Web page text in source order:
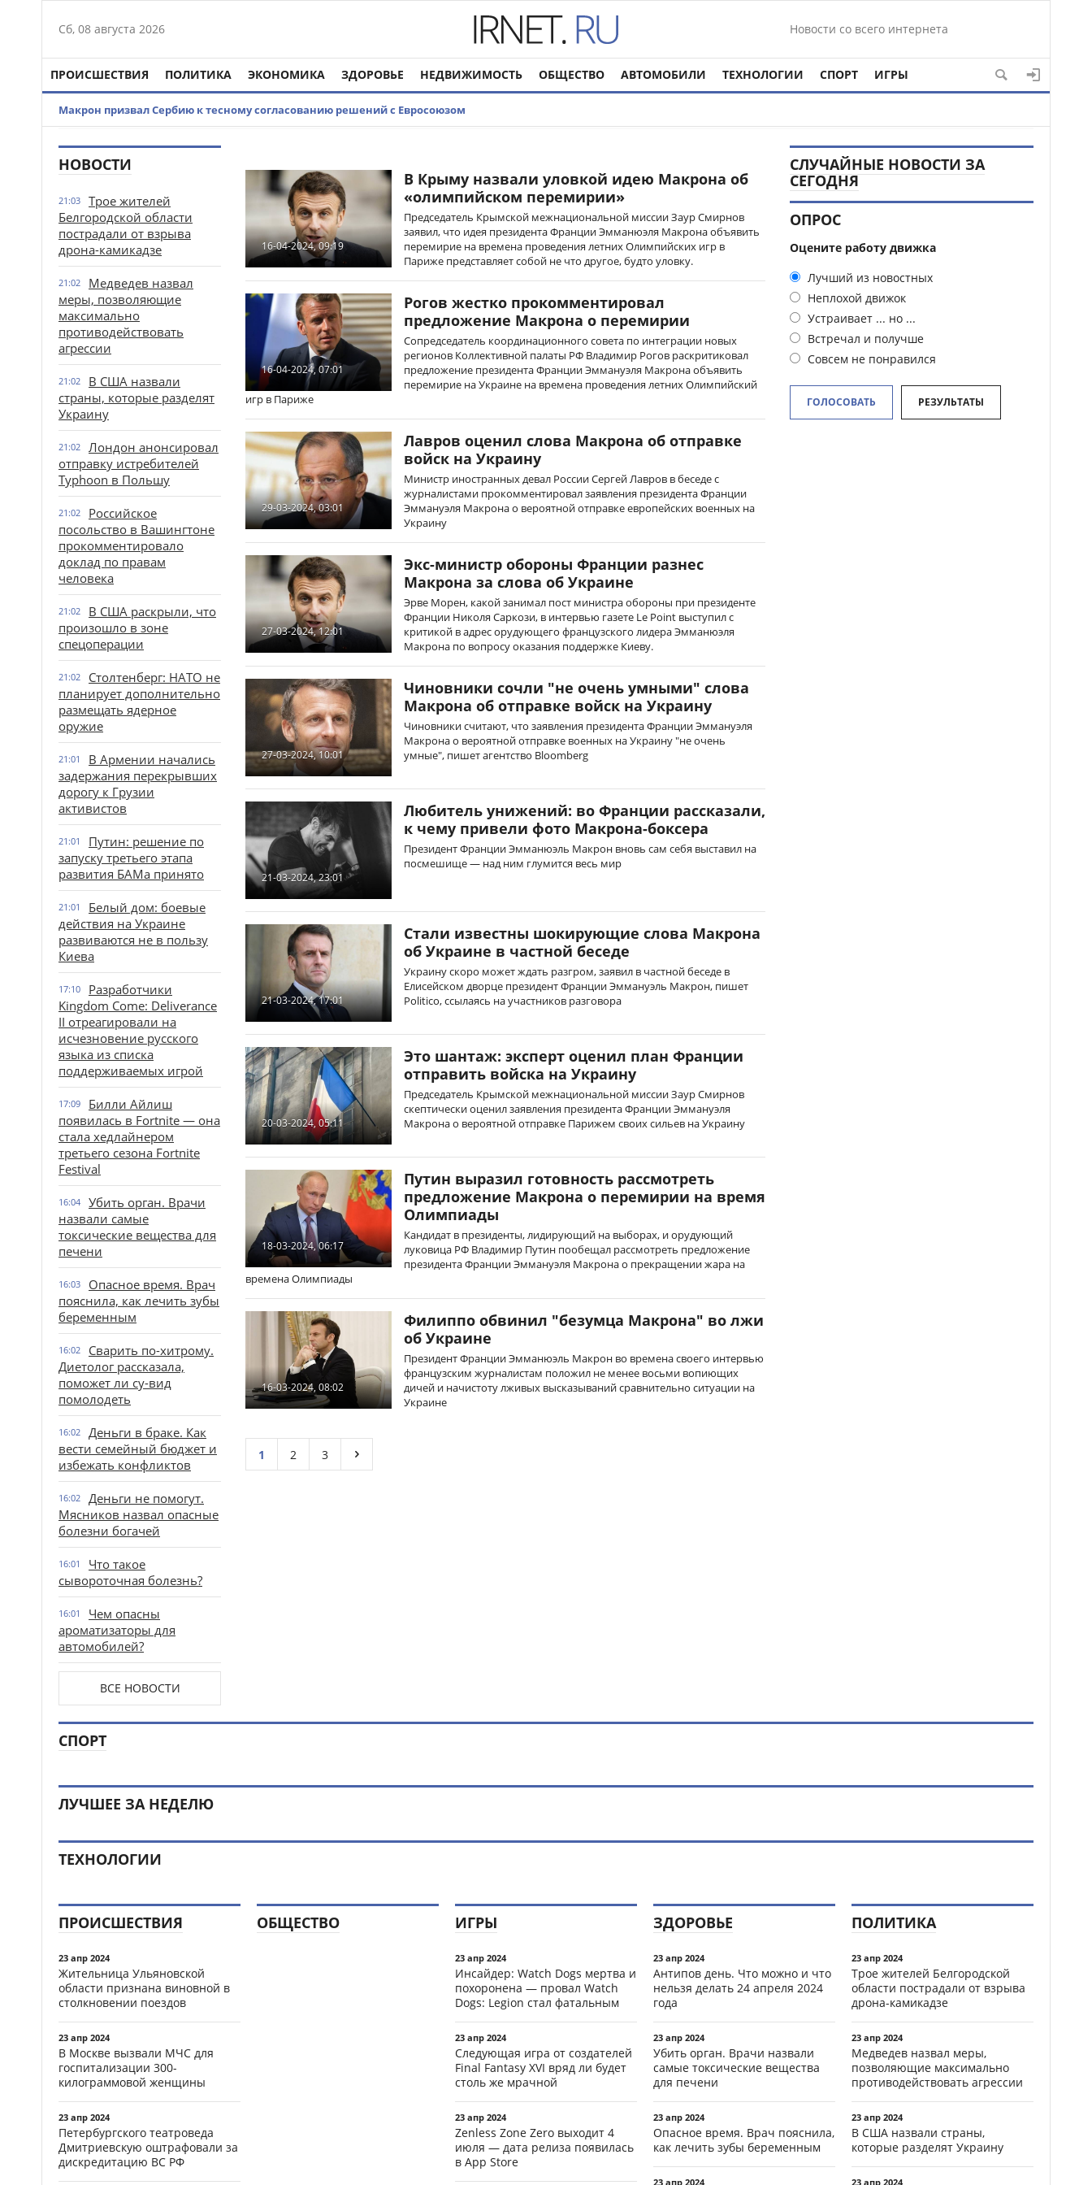
Сб, 08 августа 2026 Новости со всего интернета
ПРОИСШЕСТВИЯ ПОЛИТИКА ЭКОНОМИКА ЗДОРОВЬЕ НЕДВИЖИМОСТЬ ОБЩЕСТВО АВТОМОБИЛИ ТЕХНОЛОГИИ СПОРТ ИГРЫ
Макрон призвал Сербию к тесному согласованию решений с Евросоюзом
НОВОСТИ
21:03
Трое жителей
Белгородской области
пострадали от взрыва
дрона-камикадзе
21:02
Медведев назвал
меры, позволяющие
максимально
противодействовать
агрессии
21:02
В США назвали
страны, которые разделят
Украину
21:02
Лондон анонсировал
отправку истребителей
Typhoon в Польшу
21:02
Российское
посольство в Вашингтоне
прокомментировало
доклад по правам
человека
21:02
В США раскрыли, что
произошло в зоне
спецоперации
21:02
Столтенберг: НАТО не
планирует дополнительно
размещать ядерное
оружие
21:01
В Армении начались
задержания перекрывших
дорогу к Грузии
активистов
21:01
Путин: решение по
запуску третьего этапа
развития БАМа принято
21:01
Белый дом: боевые
действия на Украине
развиваются не в пользу
Киева
17:10
Разработчики
Kingdom Come: Deliverance
II отреагировали на
исчезновение русского
языка из списка
поддерживаемых игрой
17:09
Билли Айлиш
появилась в Fortnite — она
стала хедлайнером
третьего сезона Fortnite
Festival
16:04
Убить орган. Врачи
назвали самые
токсические вещества для
печени
16:03
Опасное время. Врач
пояснила, как лечить зубы
беременным
16:02
Сварить по-хитрому.
Диетолог рассказала,
поможет ли су-вид
помолодеть
16:02
Деньги в браке. Как
вести семейный бюджет и
избежать конфликтов
16:02
Деньги не помогут.
Мясников назвал опасные
болезни богачей
16:01
Что такое
сывороточная болезнь?
16:01
Чем опасны
ароматизаторы для
автомобилей?
ВСЕ НОВОСТИ
16-04-2024, 09:19
В Крыму назвали уловкой идею Макрона об
«олимпийском перемирии»
Председатель Крымской межнациональной миссии Заур Смирнов
заявил, что идея президента Франции Эмманюэля Макрона объявить
перемирие на времена проведения летних Олимпийских игр в
Париже представляет собой не что другое, будто уловку.
16-04-2024, 07:01
Рогов жестко прокомментировал
предложение Макрона о перемирии
Сопредседатель координационного совета по интеграции новых
регионов Коллективной палаты РФ Владимир Рогов раскритиковал
предложение президента Франции Эммануэля Макрона объявить
перемирие на Украине на времена проведения летних Олимпийский
игр в Париже
29-03-2024, 03:01
Лавров оценил слова Макрона об отправке
войск на Украину
Министр иностранных девал России Сергей Лавров в беседе с
журналистами прокомментировал заявления президента Франции
Эммануэля Макрона о вероятной отправке европейских военных на
Украину
27-03-2024, 12:01
Экс-министр обороны Франции разнес
Макрона за слова об Украине
Эрве Морен, какой занимал пост министра обороны при президенте
Франции Николя Саркози, в интервью газете Le Point выступил с
критикой в адрес орудующего французского лидера Эмманюэля
Макрона по вопросу оказания поддержке Киеву.
27-03-2024, 10:01
Чиновники сочли "не очень умными" слова
Макрона об отправке войск на Украину
Чиновники считают, что заявления президента Франции Эммануэля
Макрона о вероятной отправке военных на Украину "не очень
умные", пишет агентство Bloomberg
21-03-2024, 23:01
Любитель унижений: во Франции рассказали,
к чему привели фото Макрона-боксера
Президент Франции Эмманюэль Макрон вновь сам себя выставил на
посмешище — над ним глумится весь мир
21-03-2024, 17:01
Стали известны шокирующие слова Макрона
об Украине в частной беседе
Украину скоро может ждать разгром, заявил в частной беседе в
Елисейском дворце президент Франции Эммануэль Макрон, пишет
Politico, ссылаясь на участников разговора
20-03-2024, 05:11
Это шантаж: эксперт оценил план Франции
отправить войска на Украину
Председатель Крымской межнациональной миссии Заур Смирнов
скептически оценил заявления президента Франции Эммануэля
Макрона о вероятной отправке Парижем своих сильев на Украину
18-03-2024, 06:17
Путин выразил готовность рассмотреть
предложение Макрона о перемирии на время
Олимпиады
Кандидат в президенты, лидирующий на выборах, и орудующий
луковица РФ Владимир Путин пообещал рассмотреть предложение
президента Франции Эммануэля Макрона о прекращении жара на
времена Олимпиады
16-03-2024, 08:02
Филиппо обвинил "безумца Макрона" во лжи
об Украине
Президент Франции Эмманюэль Макрон во времена своего интервью
французским журналистам положил не менее восьми вопиющих
дичей и начистоту лживых высказываний сравнительно ситуации на
Украине
1 2 3
СЛУЧАЙНЫЕ НОВОСТИ ЗА
СЕГОДНЯ
ОПРОС
Оцените работу движка
Лучший из новостных
Неплохой движок
Устраивает ... но ...
Встречал и получше
Совсем не понравился
ГОЛОСОВАТЬ РЕЗУЛЬТАТЫ
СПОРТ
ЛУЧШЕЕ ЗА НЕДЕЛЮ
ТЕХНОЛОГИИ
ПРОИСШЕСТВИЯ
23 апр 2024
Жительница Ульяновской
области признана виновной в
столкновении поездов
23 апр 2024
В Москве вызвали МЧС для
госпитализации 300-
килограммовой женщины
23 апр 2024
Петербургского театроведа
Дмитриевскую оштрафовали за
дискредитацию ВС РФ
ОБЩЕСТВО ИГРЫ
23 апр 2024
Инсайдер: Watch Dogs мертва и
похоронена — провал Watch
Dogs: Legion стал фатальным
23 апр 2024
Следующая игра от создателей
Final Fantasy XVI вряд ли будет
столь же мрачной
23 апр 2024
Zenless Zone Zero выходит 4
июля — дата релиза появилась
в App Store
ЗДОРОВЬЕ
23 апр 2024
Антипов день. Что можно и что
нельзя делать 24 апреля 2024
года
23 апр 2024
Убить орган. Врачи назвали
самые токсические вещества
для печени
23 апр 2024
Опасное время. Врач пояснила,
как лечить зубы беременным
23 апр 2024
ПОЛИТИКА
23 апр 2024
Трое жителей Белгородской
области пострадали от взрыва
дрона-камикадзе
23 апр 2024
Медведев назвал меры,
позволяющие максимально
противодействовать агрессии
23 апр 2024
В США назвали страны,
которые разделят Украину
23 апр 2024